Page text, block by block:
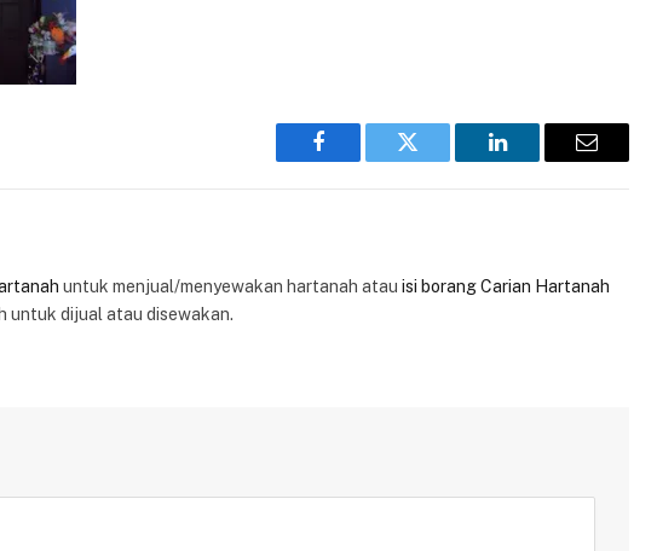
Facebook Twitter LinkedIn Email
untuk menjual/menyewakan hartanah atau isi borang Carian Hartanah
untuk dijual atau disewakan.